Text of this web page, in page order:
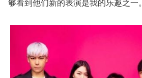
够看到他们新的表演是我的乐趣之一。